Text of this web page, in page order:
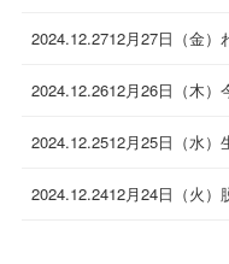
2024.12.2712月27日（金）
2024.12.2612月26日（木）
2024.12.2512月25日（水）
2024.12.2412月24日（火）